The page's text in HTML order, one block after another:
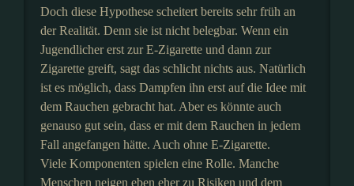
Doch diese Hypothese scheitert bereits sehr früh an
der Realität. Denn sie ist nicht belegbar. Wenn ein
Jugendlicher erst zur E-Zigarette und dann zur
Zigarette greift, sagt das schlicht nichts aus. Natürlich
ist es möglich, dass Dampfen ihn erst auf die Idee mit
dem Rauchen gebracht hat. Aber es könnte auch
genauso gut sein, dass er mit dem Rauchen in jedem
Fall angefangen hätte. Auch ohne E-Zigarette.
Viele Komponenten spielen eine Rolle. Manche
Menschen neigen eben eher zu Risiken und dem